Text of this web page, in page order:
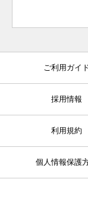
ご利用ガイ
採用情報
利用規約
個人情報保護